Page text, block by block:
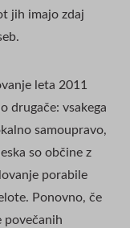
jih imajo zdaj
leta 2011
drugače: vsakega
samoupravo,
so občine z
porabile
Ponovno, če
povečanih